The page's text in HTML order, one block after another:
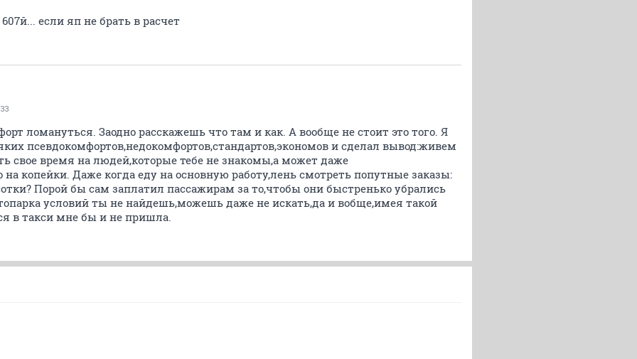
607й... если яп не брать в расчет
ломануться. Заодно расскажешь что там и как. А вообще не стоит это того. Я
псевдокомфортов,недокомфортов,стандартов,экономов и сделал вывод:живем
свое время на людей,которые тебе не знакомы,а может даже
копейки. Даже когда еду на основную работу,лень смотреть попутные заказы:
Порой бы сам заплатил пассажирам за то,чтобы они быстренько убрались
условий ты не найдешь,можешь даже не искать,да и вобще,имея такой
в такси мне бы и не пришла.